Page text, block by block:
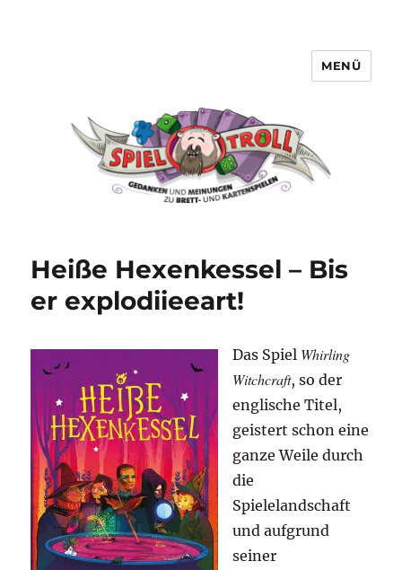
MENÜ
Heiße Hexenkessel – Bis
er explodiieeart!
Das Spiel Whirling
Witchcraft, so der
englische Titel,
geistert schon eine
ganze Weile durch
die
Spielelandschaft
und aufgrund
seiner